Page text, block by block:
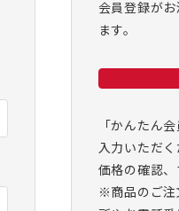
会員登録が
ます。
「かんたん
入力いただ
価格の確認、
※商品のご注